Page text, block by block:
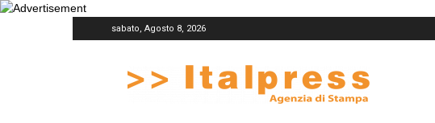
sabato, Agosto 8, 2026